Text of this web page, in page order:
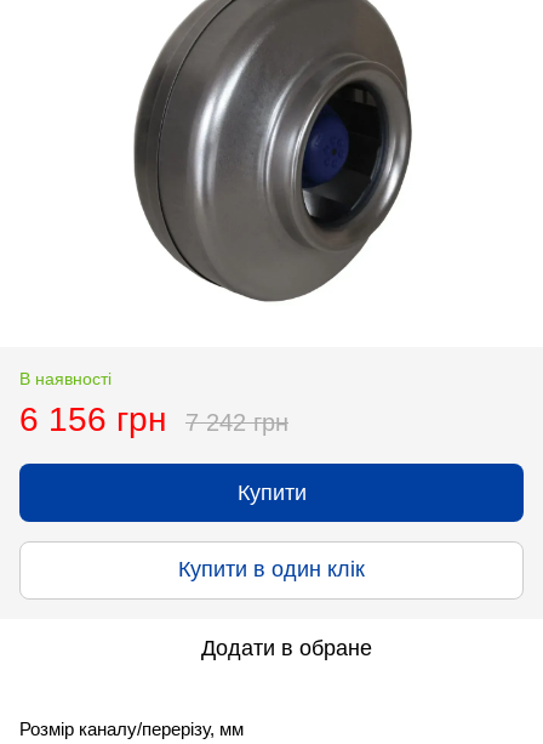
В наявності
6 156 грн 7 242 грн
Купити
Купити в один клік
Додати в обране
Розмір каналу/перерізу, мм